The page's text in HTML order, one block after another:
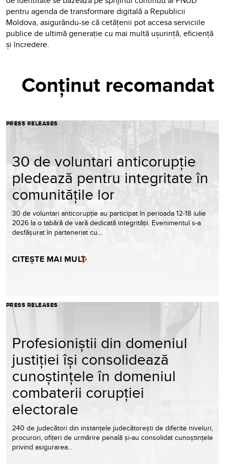
pentru agenda de transformare digitală a Republicii
Moldova, asigurându-se că cetățenii pot accesa serviciile
publice de ultimă generație cu mai multă ușurință, eficiență
și încredere.
Conținut recomandat
PRESS RELEASES
30 de voluntari anticorupție
pledează pentru integritate în
comunitățile lor
30 de voluntari anticorupție au participat în perioada 12-18 iulie
2026 la o tabără de vară dedicată integrității. Evenimentul s-a
desfășurat în parteneriat cu…
CITEȘTE MAI MULT
PRESS RELEASES
Profesioniștii din domeniul
justiției își consolidează
cunoștințele în domeniul
combaterii corupției
electorale
240 de judecători din instanțele judecătorești de diferite niveluri,
procurori, ofițeri de urmărire penală și-au consolidat cunoștințele
privind asigurarea…